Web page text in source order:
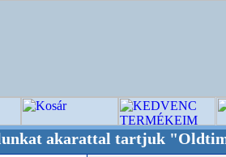
tartjuk "Oldtimer/